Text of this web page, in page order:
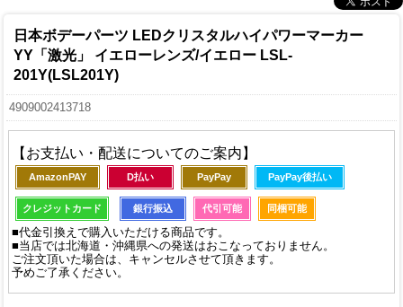
日本ボデーパーツ LEDクリスタルハイパワーマーカー
YY「激光」 イエローレンズ/イエロー LSL-
201Y(LSL201Y)
4909002413718
【お支払い・配送についてのご案内】
AmazonPAY D払い PayPay PayPay後払い
クレジットカード 銀行振込 代引可能 同梱可能
■代金引換えで購入いただける商品です。
■当店では北海道・沖縄県への発送はおこなっておりません。
ご注文頂いた場合は、キャンセルさせて頂きます。
予めご了承ください。